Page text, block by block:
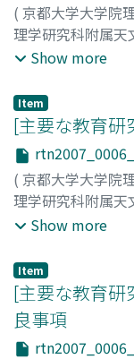
( 京都大学大学院
理学研究科附属天
年),2008,pp.4-5
Show more
Item
[主要な教育研
( 京都大学大学院
理学研究科附属天
年),2008,pp.6-6
Show more
Item
[主要な教育研
良事項